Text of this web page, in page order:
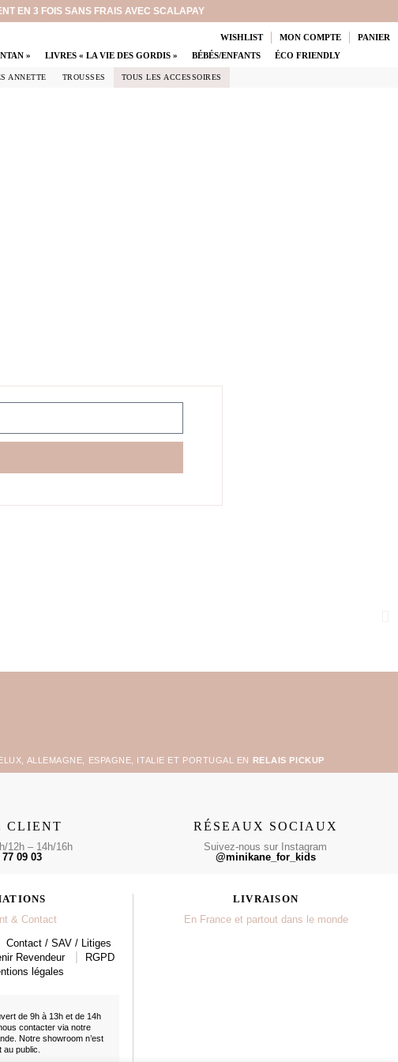
EN 3 FOIS SANS FRAIS AVEC SCALAPAY
WISHLIST MON COMPTE
PANIER
» LIVRES « LA VIE DES GORDIS » BÉBÉS/ENFANTS ÉCO FRIENDLY
ANNETTE TROUSSES TOUS LES ACCESSOIRES
ALLEMAGNE, ESPAGNE, ITALIE ET PORTUGAL EN RELAIS PICKUP
CLIENT
12h – 14h/16h
09 03
RÉSEAUX SOCIAUX
Suivez-nous sur Instagram
@minikane_for_kids
& Contact
Contact / SAV / Litiges
Revendeur
RGPD
légales
de 9h à 13h et de 14h
contacter via notre
Notre showroom n’est
public.
LIVRAISON
En France et partout dans le monde